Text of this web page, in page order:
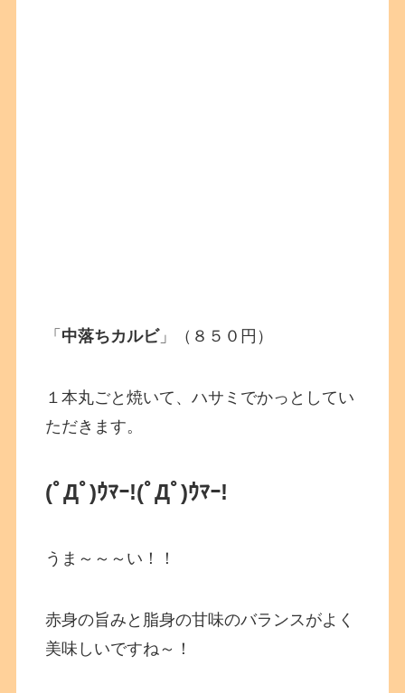
「 中落ちカルビ」（８５０円）
１本丸ごと焼いて、ハサミでかっとしてい
ただきます。
(ﾟДﾟ)ｳﾏｰ!(ﾟДﾟ)ｳﾏｰ!
うま～～～い！！
赤身の旨みと脂身の甘味のバランスがよく
美味しいですね～！